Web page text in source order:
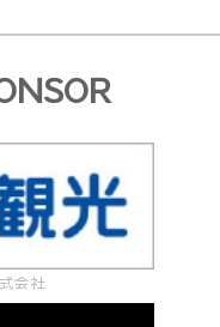
会社